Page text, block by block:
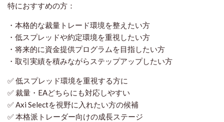
特におすすめの方：
・本格的な裁量トレード環境を整えたい方
・低スプレッドや約定環境を重視したい方
・将来的に資金提供プログラムを目指したい方
・取引実績を積みながらステップアップしたい方
✅ 低スプレッド環境を重視する方に
✅ 裁量・EAどちらにも対応しやすい
✅ Axi Selectを視野に入れたい方の候補
✅ 本格派トレーダー向けの成長ステージ